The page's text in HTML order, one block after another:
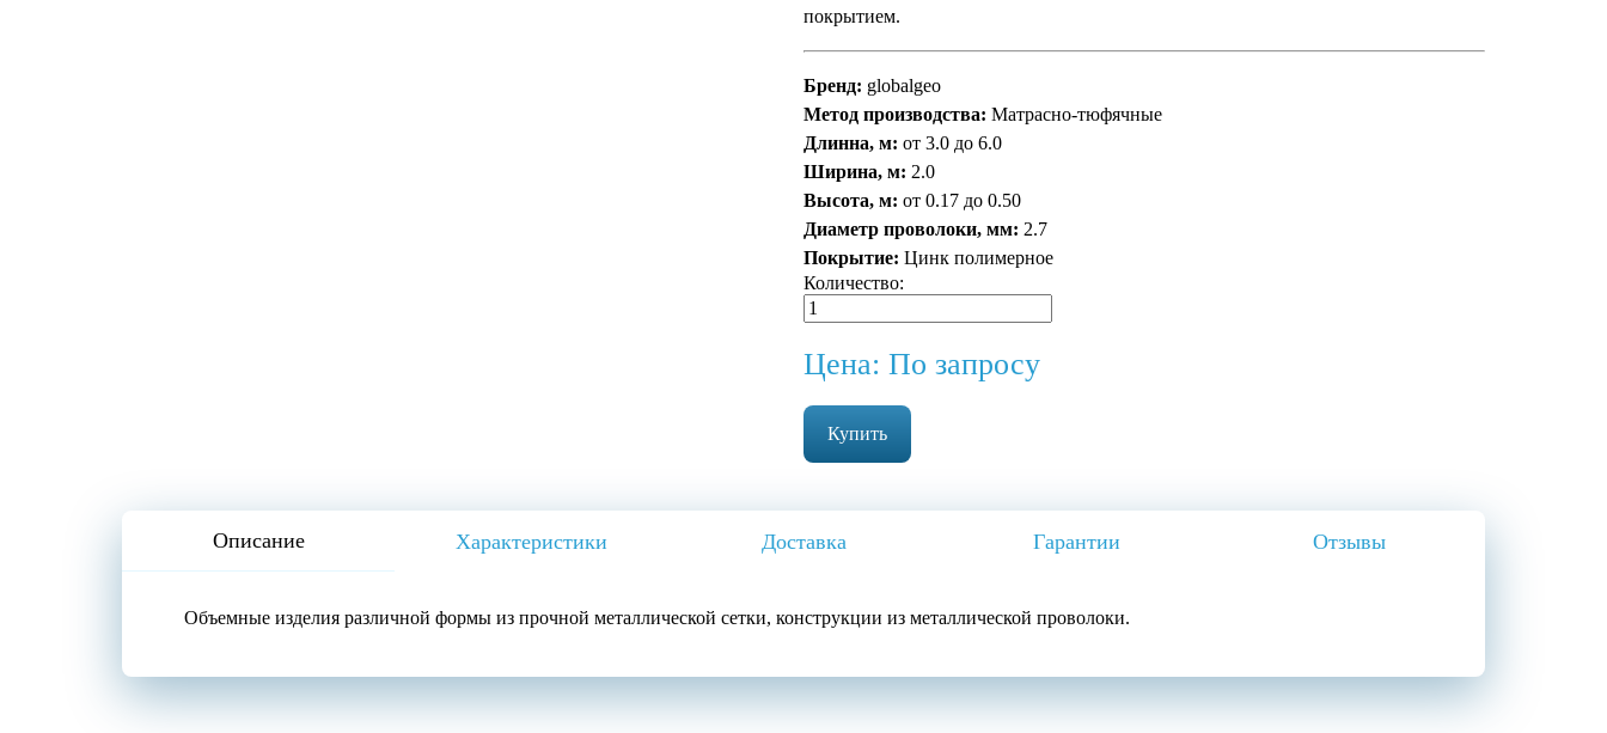
покрытием.
Бренд: globalgeo
Метод производства: Матрасно-тюфячные
Длинна, м: от 3.0 до 6.0
Ширина, м: 2.0
Высота, м: от 0.17 до 0.50
Диаметр проволоки, мм: 2.7
Покрытие: Цинк полимерное
Количество:
Цена: По запросу
Купить
Описание Характеристики Доставка Гарантии Отзывы
Объемные изделия различной формы из прочной металлической сетки, конструкции из металлической проволоки.